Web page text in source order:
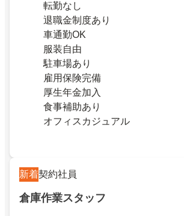
転勤なし
退職金制度あり
車通勤OK
服装自由
駐車場あり
雇用保険完備
厚生年金加入
食事補助あり
オフィスカジュアル
新着契約社員
倉庫作業スタッフ